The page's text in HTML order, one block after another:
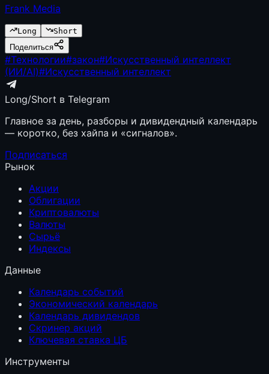
Frank Media
Long
Short
Поделиться
#Технологии#закон#Искусственный интеллект
(ИИ/AI)#Искусственный интеллект
Long/Short в Telegram
Главное за день, разборы и дивидендный календарь
— коротко, без хайпа и «сигналов».
Подписаться
Рынок
Акции
Облигации
Криптовалюты
Валюты
Сырьё
Индексы
Данные
Календарь событий
Экономический календарь
Календарь дивидендов
Скринер акций
Ключевая ставка ЦБ
Инструменты